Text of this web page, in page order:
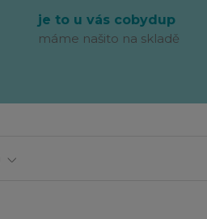
je to u vás cobydup
máme našito na skladě